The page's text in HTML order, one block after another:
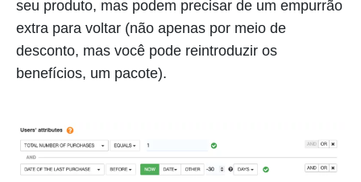
seu produto, mas podem precisar de um empurrão
extra para voltar (não apenas por meio de
desconto, mas você pode reintroduzir os
benefícios, um pacote).